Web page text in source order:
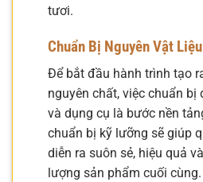
tươi.
Chuẩn Bị Nguyên Vật
Để bắt đầu hành trình tạo
nguyên chất, việc chuẩn bị
và dụng cụ là bước nền
chuẩn bị kỹ lưỡng sẽ giúp
diễn ra suôn sẻ, hiệu quả
lượng sản phẩm cuối